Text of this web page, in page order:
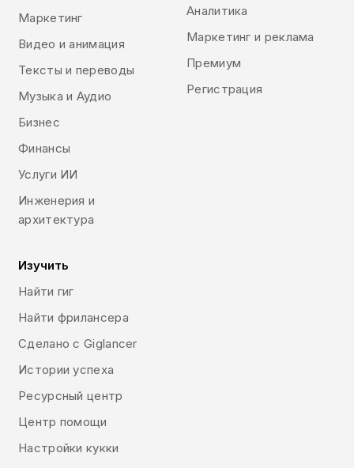
Маркетинг
Видео и анимация
Тексты и переводы
Музыка и Аудио
Бизнес
Финансы
Услуги ИИ
Инженерия и
архитектура
Аналитика
Маркетинг и реклама
Премиум
Регистрация
Изучить
Найти гиг
Найти фрилансера
Сделано с Giglancer
Истории успеха
Ресурсный центр
Центр помощи
Настройки кукки